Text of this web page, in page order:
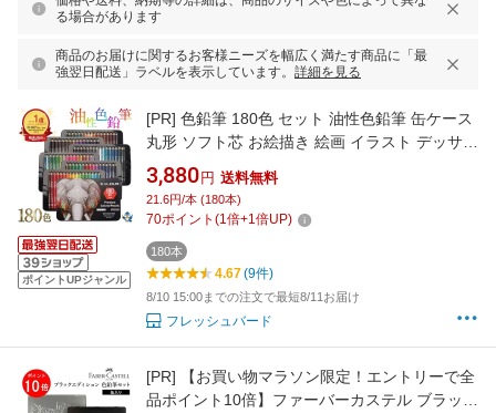
る場合があります
商品のお届けに関するお客様ニーズを幅広く満たす商品に「最
強翌日配送」ラベルを表示しています。 詳細を見る
ポイントUPジャンル
[PR] 色鉛筆 180色 セット 油性色鉛筆 缶ケース
丸形 ソフト芯 お絵描き 絵画 イラスト デッサン
デザイン 設計 学習 図工 文房具 油性 ケース 送
料無料
3,880 円 送料無料
21.6円/本 (180本)
70ポイント (1倍+1倍UP)
180本
4.67(9件)
8/10 15:00までの注文で最短8/11お届け
フレッシュバード
[PR]
【お買い物マラソン限定！エントリーで全
品ポイント10倍】ファーバーカステル ブラック